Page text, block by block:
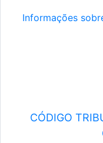
Informações
CÓDIGO